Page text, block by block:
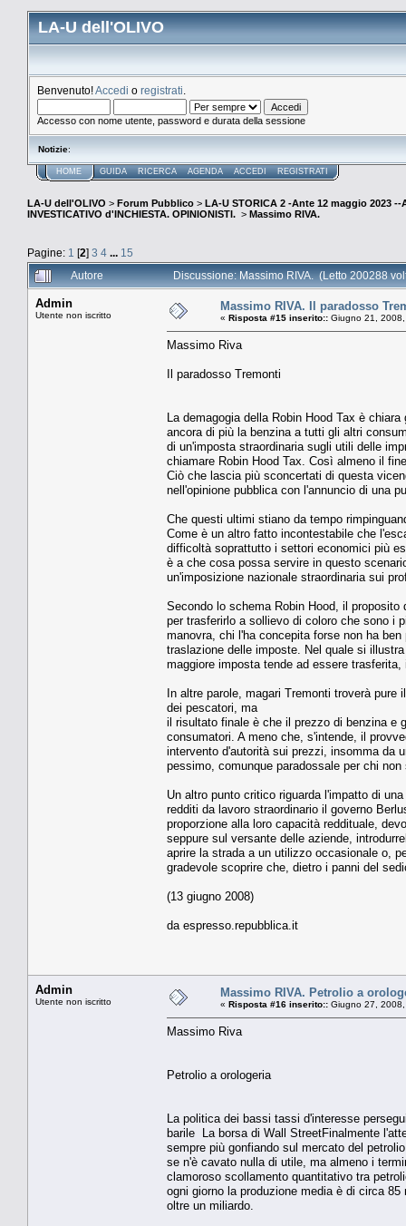
LA-U dell'OLIVO
Benvenuto!Accedi o registrati
Accesso con nome utente, password e durata della sessione
Notizie:
HOME GUIDA RICERCA AGENDA ACCEDI REGISTRATI
LA-U dell'OLIVO > Forum Pubblico > LA-U STORICA 2 -Ante 12 maggio 2023 --
INVESTICATIVO d'INCHIESTA. OPINIONISTI. > Massimo RIVA.
Pagine: 1 [2] 3 4 ... 15
Autore
Discussione: Massimo RIVA. (Letto 200288
Admin
Utente non iscritto
Massimo RIVA. Il paradosso
« Risposta #15 inserito:: Giugno 21,
Massimo Riva
Il paradosso Tremonti
La demagogia della Robin Hood Tax è
ancora di più la benzina a tutti gli altri
di un'imposta straordinaria sugli utili delle
chiamare Robin Hood Tax. Così almeno il
Ciò che lascia più sconcertati di questa
nell'opinione pubblica con l'annuncio di una
Che questi ultimi stiano da tempo
Come è un altro fatto incontestabile che
difficoltà soprattutto i settori economici più
è a che cosa possa servire in questo
un'imposizione nazionale straordinaria sui
Secondo lo schema Robin Hood, il
per trasferirlo a sollievo di coloro che sono i
manovra, chi l'ha concepita forse non ha
traslazione delle imposte. Nel quale si
maggiore imposta tende ad essere
In altre parole, magari Tremonti troverà
dei pescatori, ma
il risultato finale è che il prezzo di benzina e
consumatori. A meno che, s'intende, il
intervento d'autorità sui prezzi, insomma da
pessimo, comunque paradossale per chi
Un altro punto critico riguarda l'impatto di
redditi da lavoro straordinario il governo
proporzione alla loro capacità reddituale,
seppure sul versante delle aziende,
aprire la strada a un utilizzo occasionale o,
gradevole scoprire che, dietro i panni del
(13 giugno 2008)
da espresso.repubblica.it
Admin
Utente non iscritto
Massimo RIVA. Petrolio a
« Risposta #16 inserito:: Giugno 27,
Massimo Riva
Petrolio a orologeria
La politica dei bassi tassi d'interesse
barile La borsa di Wall StreetFinalmente
sempre più gonfiando sul mercato del
se n'è cavato nulla di utile, ma almeno i
clamoroso scollamento quantitativo tra
ogni giorno la produzione media è di circa
oltre un miliardo.